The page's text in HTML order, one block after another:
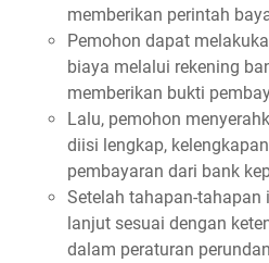
memberikan perintah
Pemohon dapat
biaya melalui rekening
memberikan bukti
Lalu, pemohon
diisi lengkap,
pembayaran dari bank
Setelah tahapan-tahapan
lanjut sesuai dengan
dalam peraturan